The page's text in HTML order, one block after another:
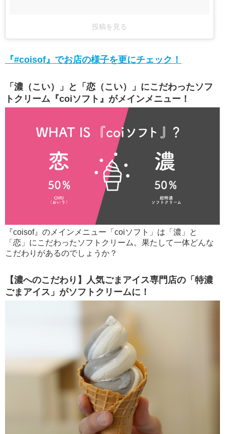
投稿を見る
『#coisof』でお店の様子を更にチェック！
「濃（こい）」と「恋（こい）」にこだわったソフ
トクリーム『coiソフト』がメインメニュー！
『coisof』のメインメニュー「coiソフト」は「濃」と
「恋」にこだわったソフトクリーム。果たして一体どんな
こだわりがあるのでしょうか？
【濃へのこだわり】人気ごまアイス専門店の「特濃
ごまアイス」がソフトクリームに！